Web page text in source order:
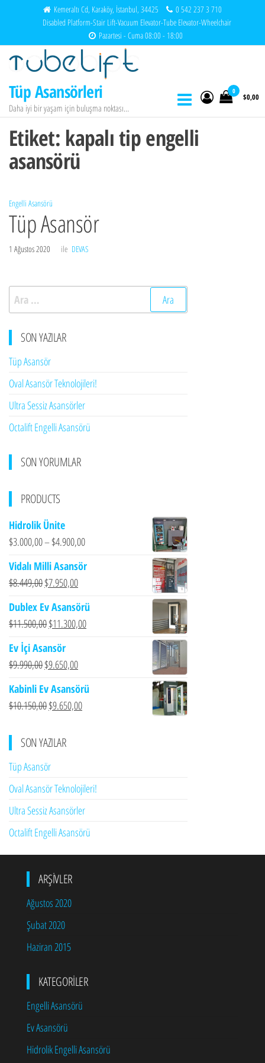
Kemeraltı Cd, Karaköy, İstanbul, 34425
0 542 237 3 710
Disabled Platform-Stair Lift-Vacuum Elevator-Tube Elevator-Wheelchair
Pazartesi - Cuma 08:00 - 18:00
Tüp Asansörleri
Daha iyi bir yaşam için buluşma noktası…
0
$0,00
Etiket: kapalı tip engelli
asansörü
Engelli Asansörü
Tüp Asansör
1 Ağustos 2020 ile DEVAS
Arama:
SON YAZILAR
Tüp Asansör
Oval Asansör Teknolojileri!
Ultra Sessiz Asansörler
Octalift Engelli Asansörü
SON YORUMLAR
PRODUCTS
Hidrolik Ünite
$3.000,00–$4.900,00
Vidalı Milli Asansör
$8.449,00Orijinal
$8.449,00.
$7.950,00Şu
fiyat:
$7.950,00.
Dublex Ev Asansörü
$11.500,00Orijinal
$11.500,00.
$11.300,00Şu
Ev İçi Asansör
$9.990,00Orijinal
$9.990,00.
$9.650,00Şu
fiyat:
$9.650,00.
Kabinli Ev Asansörü
$10.150,00Orijinal
$10.150,00.
$9.650,00Şu
SON YAZILAR
Tüp Asansör
Oval Asansör Teknolojileri!
Ultra Sessiz Asansörler
Octalift Engelli Asansörü
ARŞIVLER
Ağustos 2020
Şubat 2020
Haziran 2015
KATEGORILER
Engelli Asansörü
Ev Asansörü
Hidrolik Engelli Asansörü